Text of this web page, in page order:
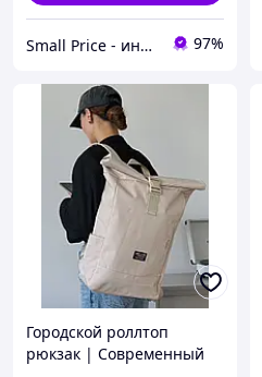
Small Price - интернет-магазин товаров для дома 97%
Городской роллтоп
рюкзак | Современный